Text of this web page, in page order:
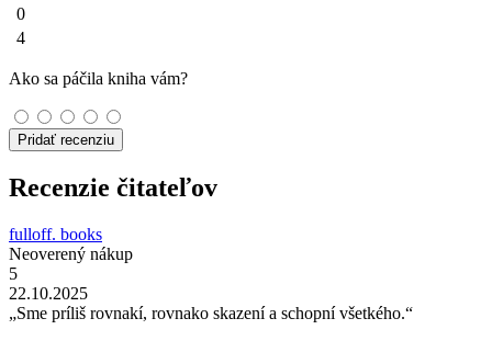
0
4
Ako sa páčila kniha vám?
Pridať recenziu
Recenzie čitateľov
fulloff. books
Neoverený nákup
5
22.10.2025
„Sme príliš rovnakí, rovnako skazení a schopní všetkého.“